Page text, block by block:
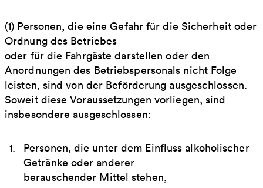
(1) Personen, die eine Gefahr für die Sicherheit oder
Ordnung des Betriebes
oder für die Fahrgäste darstellen oder den
Anordnungen des Betriebspersonals nicht Folge
leisten, sind von der Beförderung ausgeschlossen.
Soweit diese Voraussetzungen vorliegen, sind
insbesondere ausgeschlossen:
Personen, die unter dem Einfluss alkoholischer
Getränke oder anderer
berauschender Mittel stehen,